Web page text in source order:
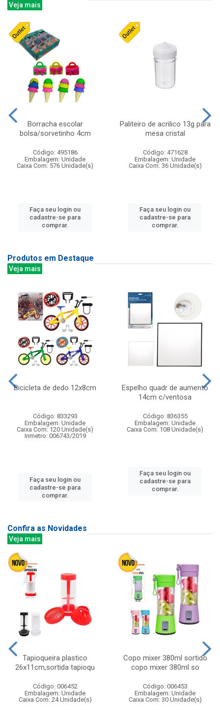
Veja mais
Borracha escolar
bolsa/sorvetinho 4cm
Código: 495186
Embalagem: Unidade
Caixa Com: 576 Unidade(s)
Faça seu login ou
cadastre-se para
comprar.
Paliteiro de acrilico 13g para
mesa cristal
Código: 471628
Embalagem: Unidade
Caixa Com: 36 Unidade(s)
Faça seu login ou
cadastre-se para
comprar.
Produtos em Destaque
Veja mais
Bicicleta de dedo 12x8cm
Código: 833293
Embalagem: Unidade
Caixa Com: 120 Unidade(s)
Inmetro: 006743/2019
Faça seu login ou
cadastre-se para
comprar.
Espelho quadr de aumento
14cm c/ventosa
Código: 836355
Embalagem: Unidade
Caixa Com: 108 Unidade(s)
Faça seu login ou
cadastre-se para
comprar.
Confira as Novidades
Veja mais
Tapioqueira plastico
26x11cm,sortida tapioqu
Código: 006452
Embalagem: Unidade
Caixa Com: 24 Unidade(s)
Copo mixer 380ml sortido
copo mixer 380ml so
Código: 006453
Embalagem: Unidade
Caixa Com: 30 Unidade(s)